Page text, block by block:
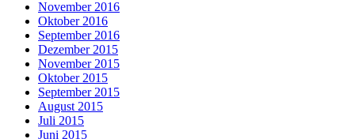
November 2016
Oktober 2016
September 2016
Dezember 2015
November 2015
Oktober 2015
September 2015
August 2015
Juli 2015
Juni 2015